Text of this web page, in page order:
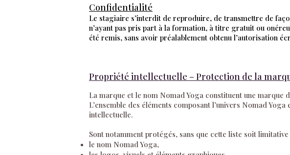
Confidentialité
Le stagiaire s’interdit de reproduire, de transmettre de
n’ayant pas pris part à la formation, à titre gratuit ou
été remis, sans avoir préalablement obtenu l’autorisation
Propriété intellectuelle – Protection de la
La marque et le nom Nomad Yoga constituent une marque
L’ensemble des éléments composant l’univers Nomad
intellectuelle.
Sont notamment protégés, sans que cette liste soit limitative
le nom Nomad Yoga,